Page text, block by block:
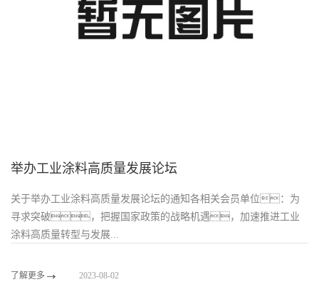
举办工业涂料高质量发展论坛
关于举办工业涂料高质量发展论坛的通知各相关会员单位：为
寻求突破，把握国家政策的战略机遇，加速推进工业
涂料高质量转型与发展...
了解更多 2023-08-02